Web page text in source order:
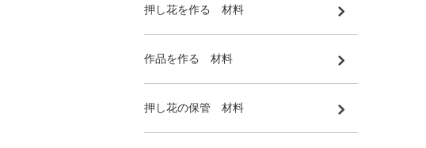
押し花を作る 材料
作品を作る 材料
押し花の保管 材料